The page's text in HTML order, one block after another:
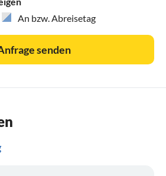
An bzw. Abreisetag
senden